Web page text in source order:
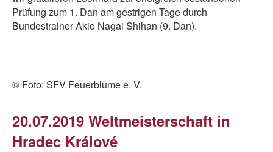
Prüfung zum 1. Dan am gestrigen Tage durch
Bundestrainer Akio Nagai Shihan (9. Dan).
© Foto: SFV Feuerblume e. V.
20.07.2019 Weltmeisterschaft in
Hradec Králové